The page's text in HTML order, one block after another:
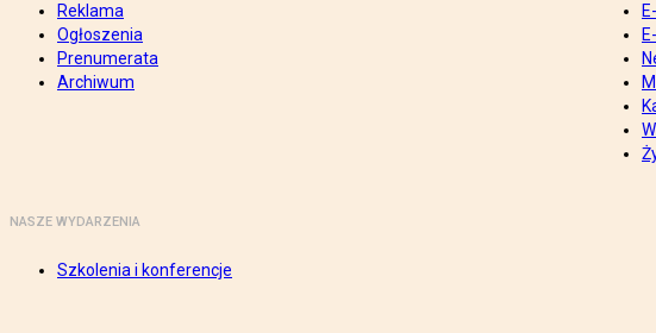
Reklama
Ogłoszenia
Prenumerata
Archiwum
NASZE WYDARZENIA
Szkolenia i konferencje